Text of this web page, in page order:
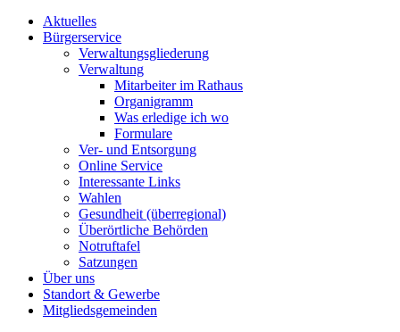
Aktuelles
Bürgerservice
Verwaltungsgliederung
Verwaltung
Mitarbeiter im Rathaus
Organigramm
Was erledige ich wo
Formulare
Ver- und Entsorgung
Online Service
Interessante Links
Wahlen
Gesundheit (überregional)
Überörtliche Behörden
Notruftafel
Satzungen
Über uns
Standort & Gewerbe
Mitgliedsgemeinden